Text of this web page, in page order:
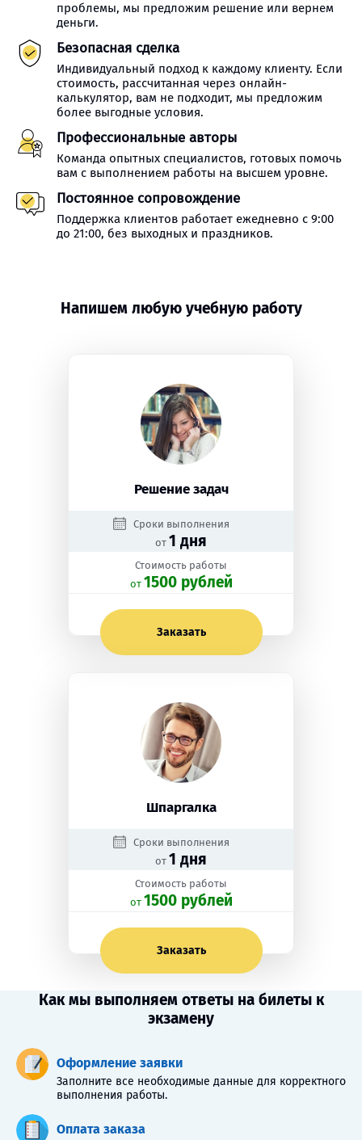
проблемы, мы предложим решение или вернем
деньги.
Безопасная сделка
Индивидуальный подход к каждому клиенту. Если
стоимость, рассчитанная через онлайн-
калькулятор, вам не подходит, мы предложим
более выгодные условия.
Профессиональные авторы
Команда опытных специалистов, готовых помочь
вам с выполнением работы на высшем уровне.
Постоянное сопровождение
Поддержка клиентов работает ежедневно с 9:00
до 21:00, без выходных и праздников.
Напишем любую учебную работу
Решение задач
Сроки выполнения
от 1 дня
Стоимость работы
oт 1500 рублей
Заказать
Шпаргалка
Сроки выполнения
от 1 дня
Стоимость работы
oт 1500 рублей
Заказать
Как мы выполняем ответы на билеты к
экзамену
Оформление заявки
Заполните все необходимые данные для корректного
выполнения работы.
Оплата заказа